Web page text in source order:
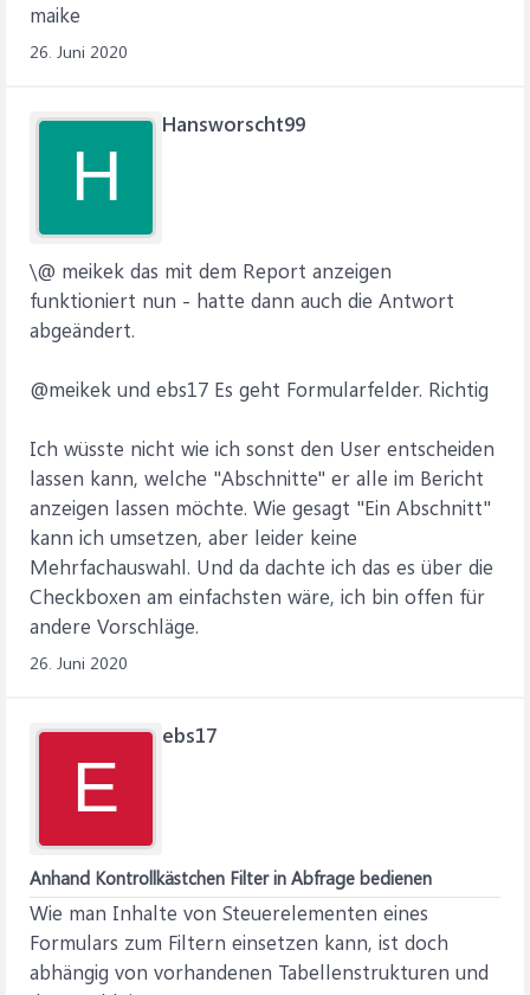
maike
26. Juni 2020
H
Hansworscht99
\@ meikek das mit dem Report anzeigen
funktioniert nun - hatte dann auch die Antwort
abgeändert.
@meikek und ebs17 Es geht Formularfelder. Richtig
Ich wüsste nicht wie ich sonst den User entscheiden
lassen kann, welche "Abschnitte" er alle im Bericht
anzeigen lassen möchte. Wie gesagt "Ein Abschnitt"
kann ich umsetzen, aber leider keine
Mehrfachauswahl. Und da dachte ich das es über die
Checkboxen am einfachsten wäre, ich bin offen für
andere Vorschläge.
26. Juni 2020
E
ebs17
Anhand Kontrollkästchen Filter in Abfrage bedienen
Wie man Inhalte von Steuerelementen eines
Formulars zum Filtern einsetzen kann, ist doch
abhängig von vorhandenen Tabellenstrukturen und